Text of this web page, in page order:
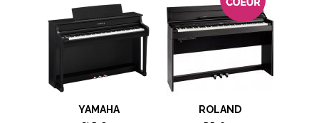
YAMAHA ROLAND